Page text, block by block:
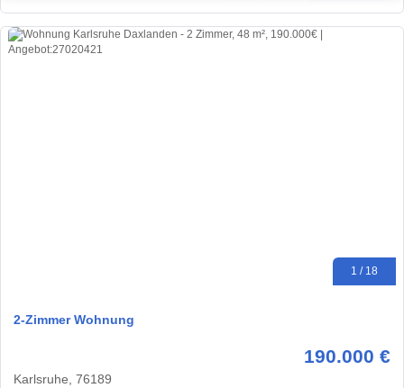
1 / 18
2-Zimmer Wohnung
190.000 €
Karlsruhe, 76189